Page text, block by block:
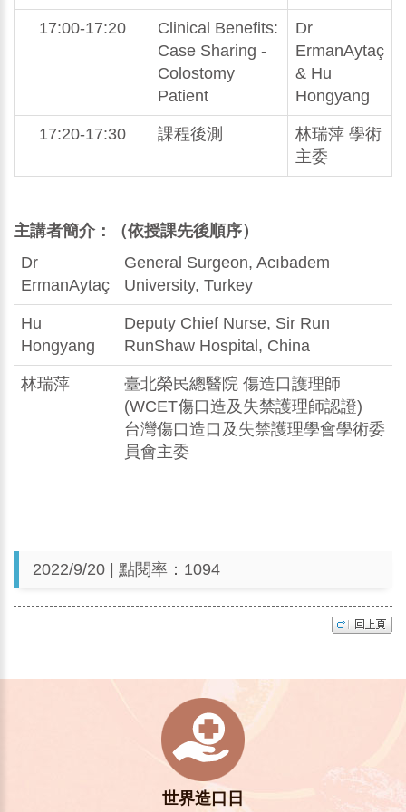
17:00-17:20
Clinical Benefits:
Case Sharing -
Colostomy
Patient
Dr
ErmanAytaç
& Hu
Hongyang
17:20-17:30 課程後測
林瑞萍 學術
主委
主講者簡介：（依授課先後順序）
Dr
ErmanAytaç
General Surgeon, Acıbadem
University, Turkey
Hu
Hongyang
Deputy Chief Nurse, Sir Run
RunShaw Hospital, China
林瑞萍
臺北榮民總醫院 傷造口護理師
(WCET傷口造及失禁護理師認證)
台灣傷口造口及失禁護理學會學術委
員會主委
2022/9/20 | 點閱率：1094
世界造口日